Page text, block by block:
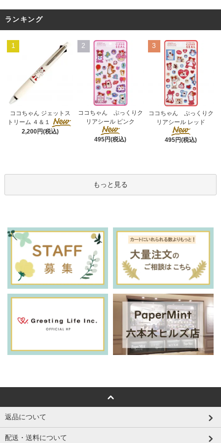
ランキング
1
ココちゃん ジェットス
トリーム ４＆１
2,200円(税込)
2
ココちゃん ぷっくりク
リアシール ピンク
495円(税込)
3
ココちゃん ぷっくりク
リアシール レッド
495円(税込)
もっと見る
返品について
配送・送料について